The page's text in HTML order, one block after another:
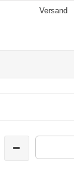
Versand